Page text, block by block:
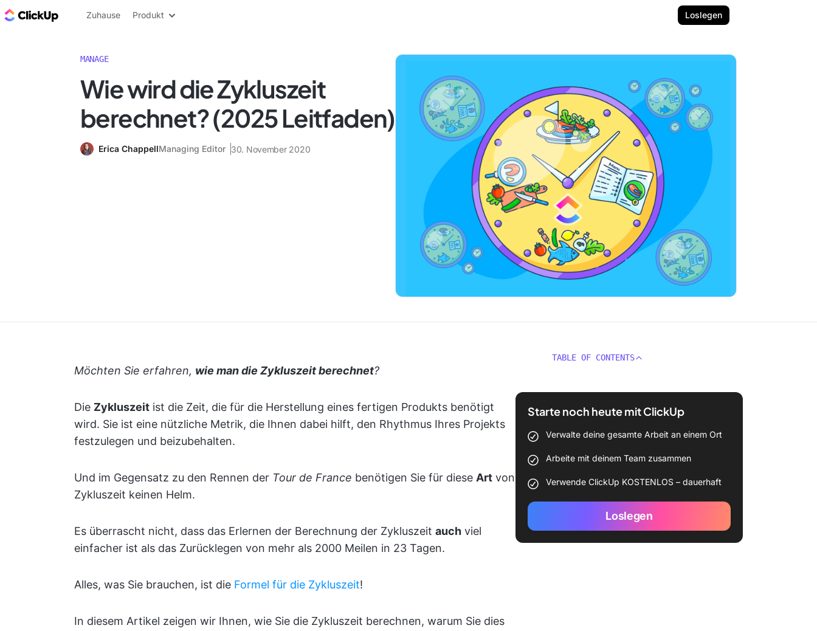
ClickUp Blog
Zuhause Produkt Loslegen
MANAGE
Wie wird die Zykluszeit
berechnet? (2025 Leitfaden)
Erica ChappellManaging Editor 30. November 2020
Möchten Sie erfahren, wie man die Zykluszeit berechnet?
Die Zykluszeit ist die Zeit, die für die Herstellung eines fertigen Produkts benötigt
wird. Sie ist eine nützliche Metrik, die Ihnen dabei hilft, den Rhythmus Ihres Projekts
festzulegen und beizubehalten.
Und im Gegensatz zu den Rennen der Tour de France benötigen Sie für diese Art von
Zykluszeit keinen Helm.
Es überrascht nicht, dass das Erlernen der Berechnung der Zykluszeit auch viel
einfacher ist als das Zurücklegen von mehr als 2000 Meilen in 23 Tagen.
Alles, was Sie brauchen, ist die Formel für die Zykluszeit!
In diesem Artikel zeigen wir Ihnen, wie Sie die Zykluszeit berechnen, warum Sie dies
TABLE OF CONTENTS
Starte noch heute mit ClickUp
Verwalte deine gesamte Arbeit an einem Ort
Arbeite mit deinem Team zusammen
Verwende ClickUp KOSTENLOS – dauerhaft
Loslegen